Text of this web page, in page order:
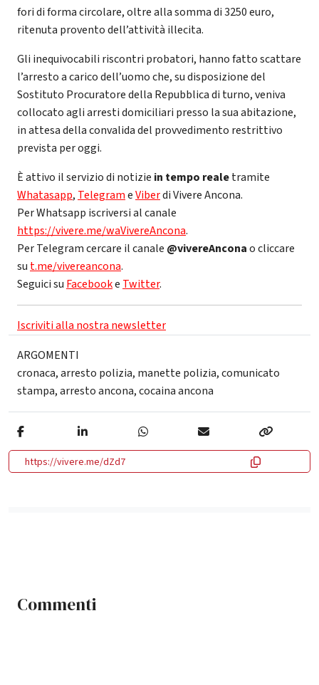
fori di forma circolare, oltre alla somma di 3250 euro,
ritenuta provento dell’attività illecita.
Gli inequivocabili riscontri probatori, hanno fatto scattare
l’arresto a carico dell’uomo che, su disposizione del
Sostituto Procuratore della Repubblica di turno, veniva
collocato agli arresti domiciliari presso la sua abitazione,
in attesa della convalida del provvedimento restrittivo
prevista per oggi.
È attivo il servizio di notizie in tempo realetramite
Whatasapp, TelegrameViberdi Vivere Ancona.
Per Whatsapp iscriversi al canale
https://vivere.me/waVivereAncona.
Per Telegram cercare il canale @vivereAnconao cliccare
su t.me/vivereancona.
Seguici su Facebooke Twitter.
Iscriviti alla nostra newsletter
ARGOMENTI
cronaca,arresto polizia, manette polizia,comunicato
stampa,arresto ancona,cocaina ancona
https://vivere.me/dZd7
Commenti